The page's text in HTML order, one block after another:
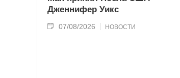
Дженнифер Уикс
07/08/2026 НОВОСТИ